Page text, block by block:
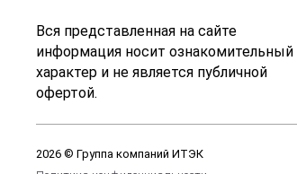
Вся представленная на сайте
информация носит ознакомительный
характер и не является публичной
офертой.
2026 © Группа компаний ИТЭК